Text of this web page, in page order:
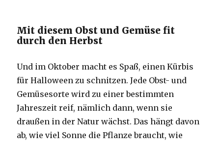
Mit diesem Obst und Gemüse fit
durch den Herbst
Und im Oktober macht es Spaß, einen Kürbis
für Halloween zu schnitzen. Jede Obst- und
Gemüsesorte wird zu einer bestimmten
Jahreszeit reif, nämlich dann, wenn sie
draußen in der Natur wächst. Das hängt davon
ab, wie viel Sonne die Pflanze braucht, wie